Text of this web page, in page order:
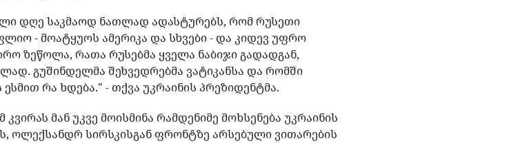
დღე საკმაოდ ნათლად ადასტურებს, რომ რუსეთი
- მოატყუოს ამერიკა და სხვები - და კიდევ უფრო
ზეწოლა, რათა რუსებმა ყველა ნაბიჯი გადადგან,
გუშინდელმა შეხვედრებმა ვატიკანსა და რომში
რა ხდება." - თქვა უკრაინის პრეზიდენტმა.
მან უკვე მოისმინა რამდენიმე მოხსენება უკრაინის
ოლექსანდრ სირსკისგან ფრონტზე არსებული ვითარების